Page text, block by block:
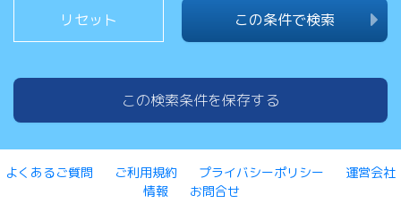
この条件で検索
この検索条件を保存する
よくあるご質問 ご利用規約 プライバシーポリシー
運営会社
情報
お問合せ